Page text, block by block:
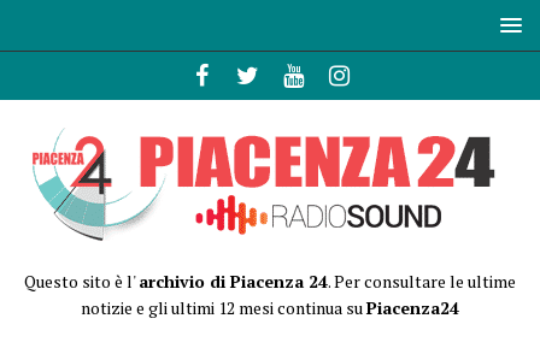
Questo sito è l'archivio di Piacenza 24. Per consultare le ultime
notizie e gli ultimi 12 mesi continua suPiacenza24